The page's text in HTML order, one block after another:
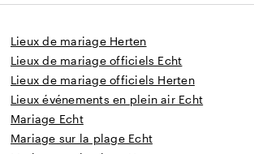
Lieux de mariage Herten
Lieux de mariage officiels Echt
Lieux de mariage officiels Herten
Lieux événements en plein air Echt
Mariage Echt
Mariage sur la plage Echt